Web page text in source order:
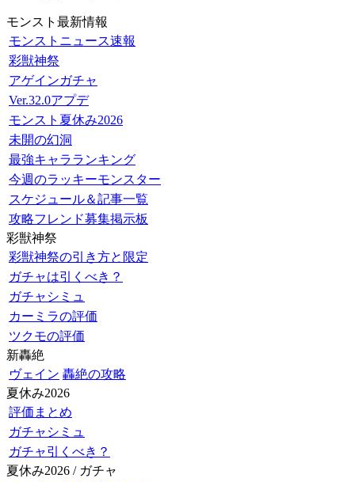
モンスト最新情報
モンストニュース速報
彩獣神祭
アゲインガチャ
Ver.32.0アプデ
モンスト夏休み2026
未開の幻洞
最強キャラランキング
今週のラッキーモンスター
スケジュール＆記事一覧
攻略フレンド募集掲示板
彩獣神祭
彩獣神祭の引き方と限定
ガチャは引くべき？
ガチャシミュ
カーミラの評価
ツクモの評価
新轟絶
ヴェイン 轟絶の攻略
夏休み2026
評価まとめ
ガチャシミュ
ガチャ引くべき？
夏休み2026 / ガチャ